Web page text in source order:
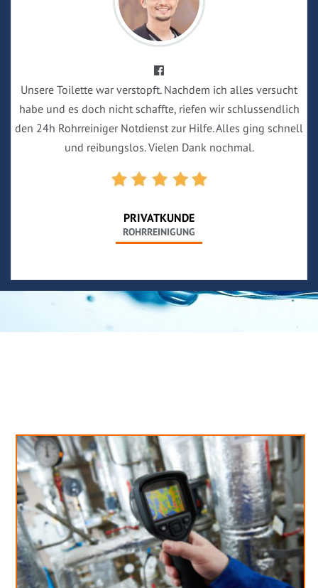
Unsere Toilette war verstopft. Nachdem ich alles versucht
habe und es doch nicht schaffte, riefen wir schlussendlich
den 24h Rohrreiniger Notdienst zur Hilfe. Alles ging schnell
und reibungslos. Vielen Dank nochmal.
PRIVATKUNDE
ROHRREINIGUNG